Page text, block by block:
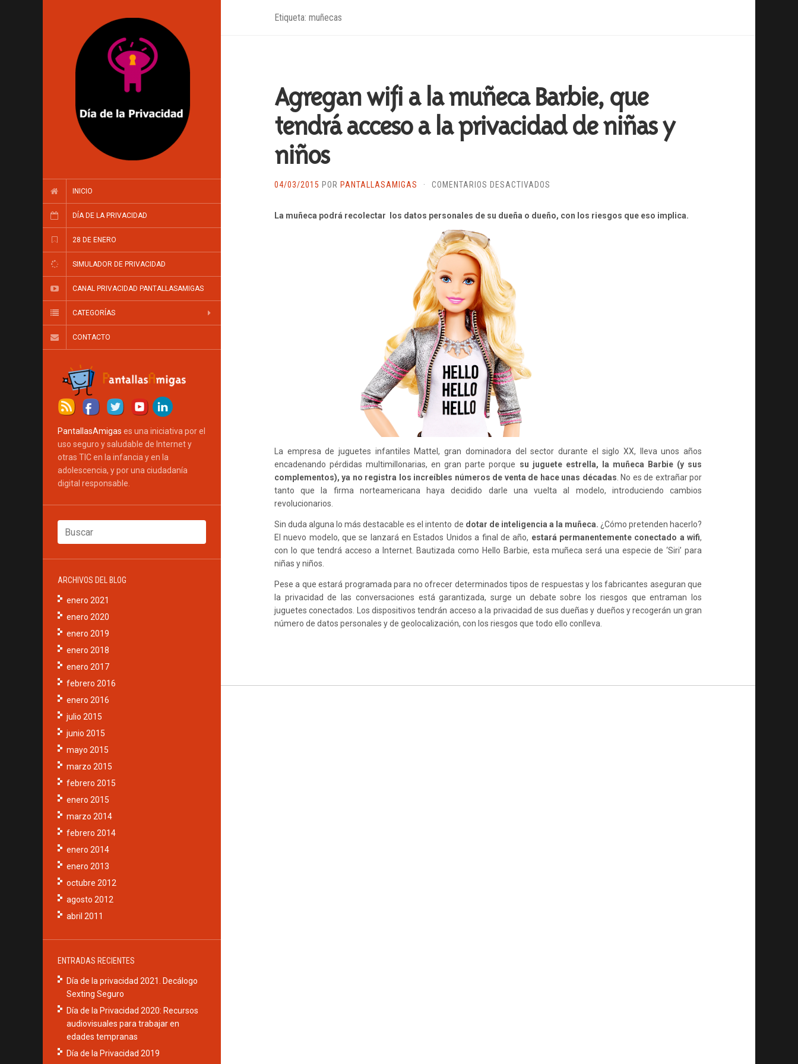
INICIO
DÍA DE LA PRIVACIDAD
28 DE ENERO
SIMULADOR DE PRIVACIDAD
CANAL PRIVACIDAD PANTALLASAMIGAS
CATEGORÍAS
CONTACTO
PantallasAmigas es una iniciativa por el
uso seguro y saludable de Internet y
otras TIC en la infancia y en la
adolescencia, y por una ciudadanía
digital responsable.
ARCHIVOS DEL BLOG
enero 2021
enero 2020
enero 2019
enero 2018
enero 2017
febrero 2016
enero 2016
julio 2015
junio 2015
mayo 2015
marzo 2015
febrero 2015
enero 2015
marzo 2014
febrero 2014
enero 2014
enero 2013
octubre 2012
agosto 2012
abril 2011
ENTRADAS RECIENTES
Día de la privacidad 2021. Decálogo
Sexting Seguro
Día de la Privacidad 2020: Recursos
audiovisuales para trabajar en
edades tempranas
Día de la Privacidad 2019
Etiqueta: muñecas
Agregan wifi a la muñeca Barbie, que
tendrá acceso a la privacidad de niñas y
niños
04/03/2015 POR PANTALLASAMIGAS · COMENTARIOS DESACTIVADOS
WIFI
La muñeca podrá recolectar los datos personales de su dueña o dueño, con los riesgos que eso implica.
La empresa de juguetes infantiles Mattel, gran dominadora del sector durante el siglo XX, lleva unos años
encadenando pérdidas multimillonarias, en gran parte porque su juguete estrella, la muñeca Barbie (y sus
complementos), ya no registra los increíbles números de venta de hace unas décadas . No es de extrañar por
tanto que la firma norteamericana haya decidido darle una vuelta al modelo, introduciendo cambios
revolucionarios.
Sin duda alguna lo más destacable es el intento de dotar de inteligencia a la muñeca. ¿Cómo pretenden hacerlo?
El nuevo modelo, que se lanzará en Estados Unidos a final de año, estará permanentemente conectado a wifi,
con lo que tendrá acceso a Internet. Bautizada como Hello Barbie, esta muñeca será una especie de ‘Siri’ para
niñas y niños.
Pese a que estará programada para no ofrecer determinados tipos de respuestas y los fabricantes aseguran que
la privacidad de las conversaciones está garantizada, surge un debate sobre los riesgos que entraman los
juguetes conectados. Los dispositivos tendrán acceso a la privacidad de sus dueñas y dueños y recogerán un gran
número de datos personales y de geolocalización, con los riesgos que todo ello conlleva.